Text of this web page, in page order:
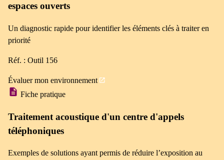
espaces ouverts
Un diagnostic rapide pour identifier les éléments clés à traiter en
priorité
Réf. : Outil 156
Évaluer mon environnement
Fiche pratique
Traitement acoustique d'un centre d'appels
téléphoniques
Exemples de solutions ayant permis de réduire l’exposition au